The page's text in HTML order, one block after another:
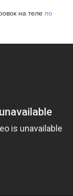
на теле по